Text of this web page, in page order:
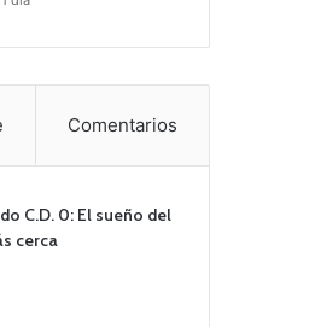
Comentarios
C.D. 0: El sueño del
cerca